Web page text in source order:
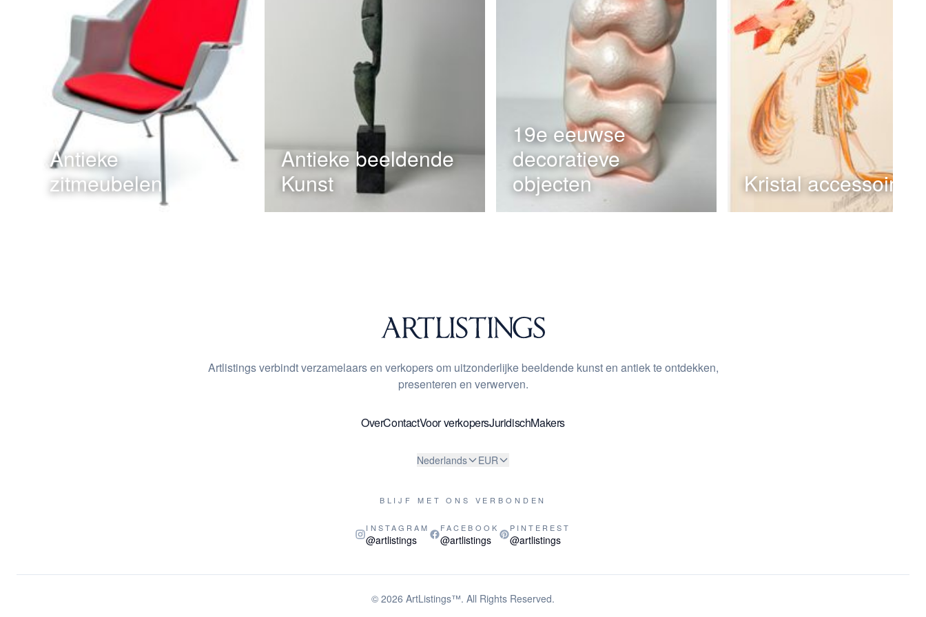
Antieke
zitmeubelen
Antieke beeldende
Kunst
19e eeuwse
decoratieve
objecten
Kristal accessoires
Artlistings verbindt verzamelaars en verkopers om uitzonderlijke beeldende kunst en antiek te ontdekken,
presenteren en verwerven.
OverContactVoor verkopersJuridischMakers
Nederlands EUR
BLIJF MET ONS VERBONDEN
INSTAGRAM
@artlistings
FACEBOOK
@artlistings
PINTEREST
@artlistings
© 2026 ArtListings™. All Rights Reserved.